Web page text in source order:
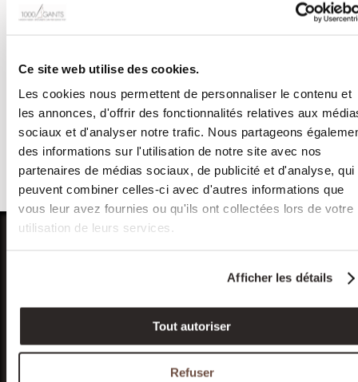
Ce site web utilise des cookies.
Les cookies nous permettent de personnaliser le contenu et
les annonces, d'offrir des fonctionnalités relatives aux
sociaux et d'analyser notre trafic. Nous partageons
des informations sur l'utilisation de notre site avec nos
partenaires de médias sociaux, de publicité et d'analyse, qui
peuvent combiner celles-ci avec d'autres informations que
vous leur avez fournies ou qu'ils ont collectées lors de votre
utilisation de leurs services.
Afficher les détails
Tout autoriser
Refuser
Gants en cuir
d’agneau fourrure
lapin - KIRUNA
119,00
Classiques
chocolat, Brun cork or Noir
chaud en mouton
retourné - OSLO
Classiques
couleurs
Log in
Service client
Secure Payment
Orders and Shipping
Satisfied or Refunded
Contact Us
FAQs